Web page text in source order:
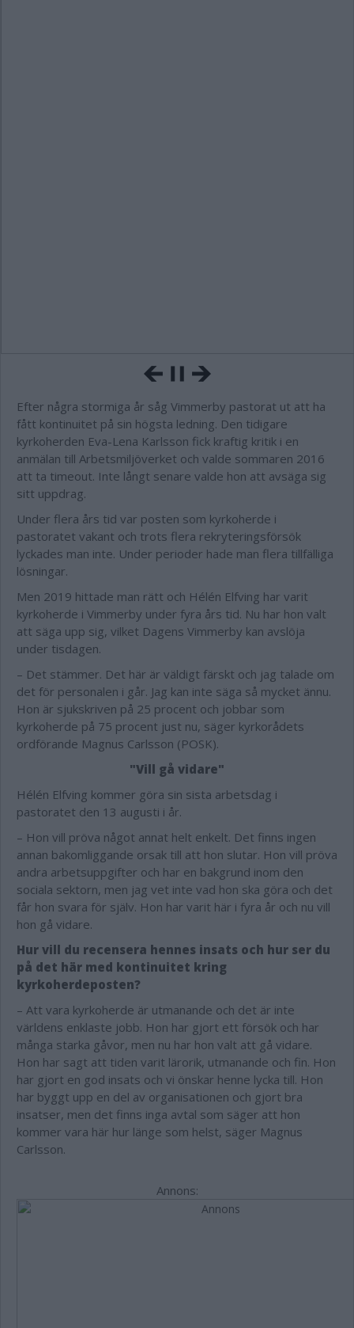
Efter några stormiga år såg Vimmerby pastorat ut att ha
fått kontinuitet på sin högsta ledning. Den tidigare
kyrkoherden Eva-Lena Karlsson fick kraftig kritik i en
anmälan till Arbetsmiljöverket och valde sommaren 2016
att ta timeout. Inte långt senare valde hon att avsäga sig
sitt uppdrag.
Under flera års tid var posten som kyrkoherde i
pastoratet vakant och trots flera rekryteringsförsök
lyckades man inte. Under perioder hade man flera tillfälliga
lösningar.
Men 2019 hittade man rätt och Hélén Elfving har varit
kyrkoherde i Vimmerby under fyra års tid. Nu har hon valt
att säga upp sig, vilket Dagens Vimmerby kan avslöja
under tisdagen.
– Det stämmer. Det här är väldigt färskt och jag talade om
det för personalen i går. Jag kan inte säga så mycket ännu.
Hon är sjukskriven på 25 procent och jobbar som
kyrkoherde på 75 procent just nu, säger kyrkorådets
ordförande Magnus Carlsson (POSK).
"Vill gå vidare"
Hélén Elfving kommer göra sin sista arbetsdag i
pastoratet den 13 augusti i år.
– Hon vill pröva något annat helt enkelt. Det finns ingen
annan bakomliggande orsak till att hon slutar. Hon vill pröva
andra arbetsuppgifter och har en bakgrund inom den
sociala sektorn, men jag vet inte vad hon ska göra och det
får hon svara för själv. Hon har varit här i fyra år och nu vill
hon gå vidare.
Hur vill du recensera hennes insats och hur ser du
på det här med kontinuitet kring
kyrkoherdeposten?
– Att vara kyrkoherde är utmanande och det är inte
världens enklaste jobb. Hon har gjort ett försök och har
många starka gåvor, men nu har hon valt att gå vidare.
Hon har sagt att tiden varit lärorik, utmanande och fin. Hon
har gjort en god insats och vi önskar henne lycka till. Hon
har byggt upp en del av organisationen och gjort bra
insatser, men det finns inga avtal som säger att hon
kommer vara här hur länge som helst, säger Magnus
Carlsson.
Annons: